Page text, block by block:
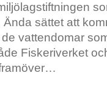
Ända sättet att
vattendomar
Fiskeriverket